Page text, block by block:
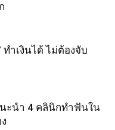
ทำเงินได้ ไม่ต้องจับ
ะนำ 4 คลินิกทำฟันใน